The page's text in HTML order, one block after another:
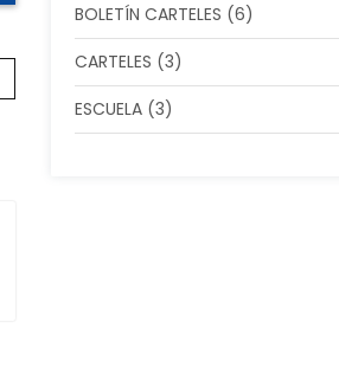
BOLETÍN CARTELES (6)
CARTELES (3)
ESCUELA (3)